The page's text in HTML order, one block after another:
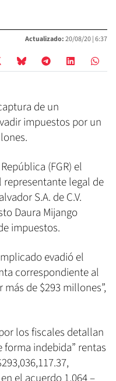
Actualizado:20/08/20 |6:37
de un
impuestos por un
(FGR) el
representante legal de
S.A. de C.V.
Daura Mijango
impuestos.
evadió el
correspondiente al
de $293 millones”,
los fiscales detallan
forma indebida” rentas